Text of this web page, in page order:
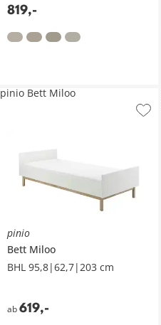
819,-
pinio
Bett Miloo
BHL 95,8|62,7|203 cm
ab619,-
pinio Bett Miloo